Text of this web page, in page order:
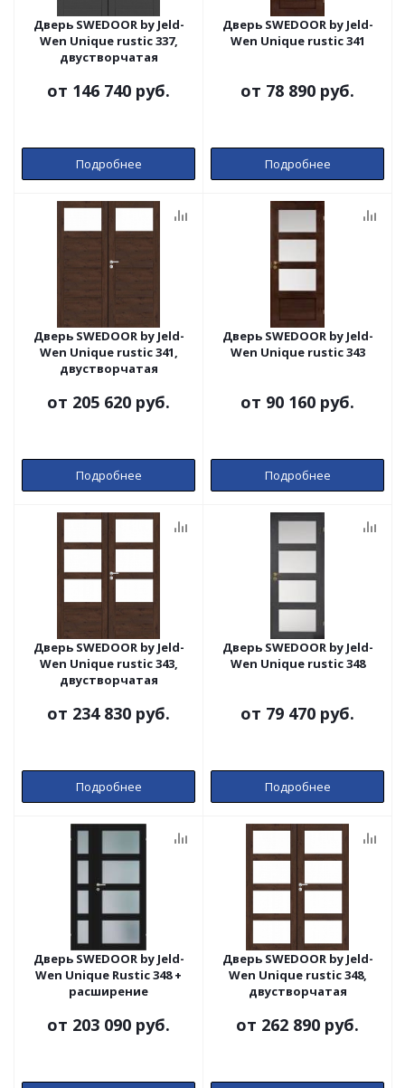
Дверь SWEDOOR by Jeld-
Wen Unique rustic 337,
двустворчатая
от 146 740 руб.
Подробнее
Дверь SWEDOOR by Jeld-
Wen Unique rustic 341
от 78 890 руб.
Подробнее
Дверь SWEDOOR by Jeld-
Wen Unique rustic 341,
двустворчатая
от 205 620 руб.
Подробнее
Дверь SWEDOOR by Jeld-
Wen Unique rustic 343
от 90 160 руб.
Подробнее
Дверь SWEDOOR by Jeld-
Wen Unique rustic 343,
двустворчатая
от 234 830 руб.
Подробнее
Дверь SWEDOOR by Jeld-
Wen Unique rustic 348
от 79 470 руб.
Подробнее
Дверь SWEDOOR by Jeld-
Wen Unique Rustic 348 +
расширение
от 203 090 руб.
Дверь SWEDOOR by Jeld-
Wen Unique rustic 348,
двустворчатая
от 262 890 руб.